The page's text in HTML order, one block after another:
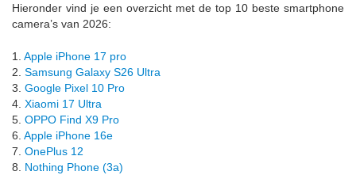
Hieronder vind je een overzicht met de top 10 beste smartphone
camera’s van 2026:
1. Apple iPhone 17 pro
2. Samsung Galaxy S26 Ultra
3. Google Pixel 10 Pro
4. Xiaomi 17 Ultra
5. OPPO Find X9 Pro
6. Apple iPhone 16e
7. OnePlus 12
8. Nothing Phone (3a)